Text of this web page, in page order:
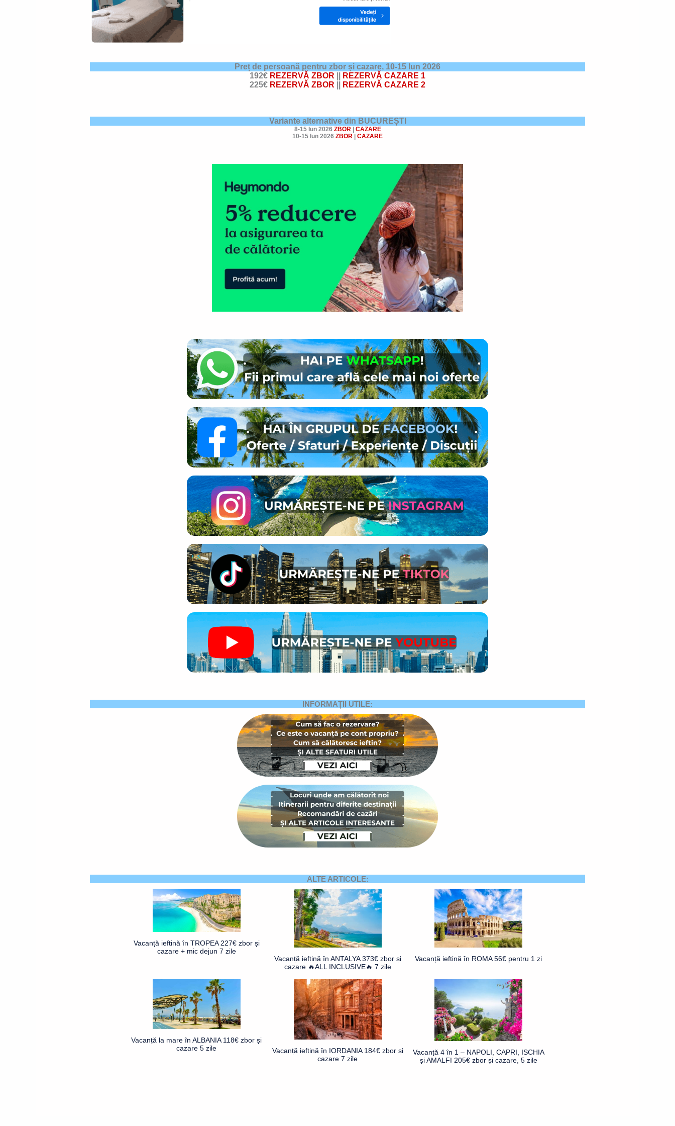
Preț de persoană pentru zbor și cazare, 10-15 Iun 2026
192€ REZERVĂ ZBOR
REZERVĂ CAZARE 1
225€ REZERVĂ ZBOR REZERVĂ CAZARE 2
Variante alternative din BUCUREȘTI
8-15 Iun 2026 ZBOR| CAZARE
10-15 Iun 2026 ZBOR CAZARE
INFORMAȚII UTILE:
ALTE ARTICOLE:
Vacanță ieftină în TROPEA 227€ zbor și
cazare + mic dejun 7 zile
Vacanță ieftină în ANTALYA 373€ zbor și
cazare 🔥ALL INCLUSIVE🔥 7 zile
Vacanță ieftină în ROMA 56€ pentru 1 zi
Vacanță la mare în ALBANIA 118€ zbor și
cazare 5 zile
Vacanță ieftină în IORDANIA 184€ zbor și
cazare 7 zile
Vacanță 4 în 1 – NAPOLI, CAPRI, ISCHIA
și AMALFI 205€ zbor și cazare, 5 zile